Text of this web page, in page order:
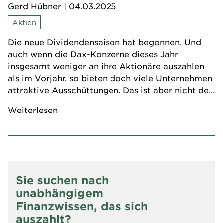
Gerd Hübner | 04.03.2025
Aktien
Die neue Dividendensaison hat begonnen. Und
auch wenn die Dax-Konzerne dieses Jahr
insgesamt weniger an ihre Aktionäre auszahlen
als im Vorjahr, so bieten doch viele Unternehmen
attraktive Ausschüttungen. Das ist aber nicht der
Dividendenstrategie langfristig lohnt.
Weiterlesen
Sie suchen nach
unabhängigem
Finanzwissen, das sich
auszahlt?